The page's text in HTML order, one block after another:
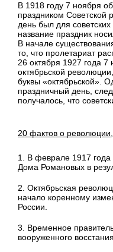
В 1918 году 7 ноября
праздником Советской
день был для
название праздник
В начале
то, что пролетариат
26 октября 1927 года 7
октябрьской
буквы «октябрьской».
праздничный день,
получалось, что
20 фактов о революции,
1. В феврале 1917 года
Дома Романовых в
2. Октябрьская
начало коренному
России.
3. Временное
вооруженного